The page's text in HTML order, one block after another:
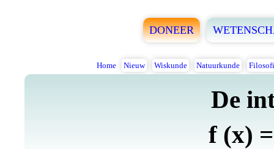
DONEER
Home Nieuw Wiskunde Natuurkunde
De
f (x)